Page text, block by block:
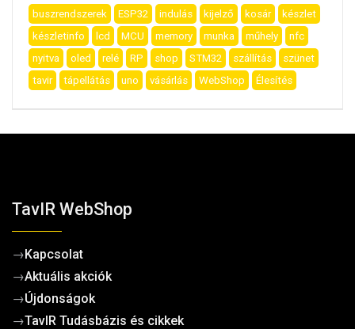
buszrendszerek ESP32 indulás kijelző kosár
készlet
készletinfo
lcd MCU memory munka műhely
nfc
nyitva
oled relé RP shop STM32 szállítás
szünet
tavir
tápellátás uno vásárlás WebShop Élesítés
TavIR WebShop
→Kapcsolat
→Aktuális akciók
→Újdonságok
→TavIR Tudásbázis és cikkek